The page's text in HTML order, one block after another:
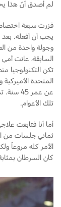
المتحدة
اليمن
تقنية 4 SYNC
أجزاء
قطع غيار
موتوركرافت
قطع مقلدة
اتصل بنا
البحث عن
الأسئلة الشائعة
لم أصدق أنّ هذا
فزرت سبعة
يجب أن أفعله.
وجولة واحدة من
تكن التكنولوجيا
المتحدة
تلك الأعوام.
أما أنا فتابعت
الأمر كله مروعاً
كان السرطان